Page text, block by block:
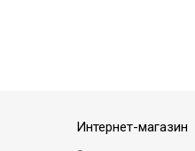
Интернет-магазин